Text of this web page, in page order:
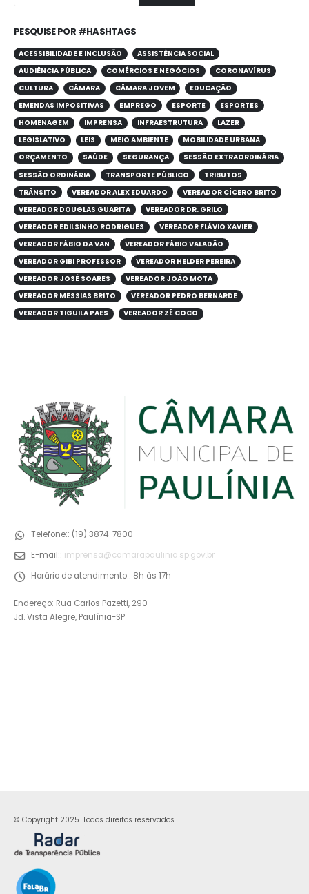
PESQUISE POR #HASHTAGS
ACESSIBILIDADE E INCLUSÃO
ASSISTÊNCIA SOCIAL
AUDIÊNCIA PÚBLICA
COMÉRCIOS E NEGÓCIOS
CORONAVÍRUS
CULTURA
CÂMARA CÂMARA JOVEM
EDUCAÇÃO
EMENDAS IMPOSITIVAS
EMPREGO ESPORTE
ESPORTES
HOMENAGEM
IMPRENSA INFRAESTRUTURA
LAZER
LEGISLATIVO
LEIS MEIO AMBIENTE
MOBILIDADE URBANA
ORÇAMENTO
SAÚDE SEGURANÇA
SESSÃO EXTRAORDINÁRIA
SESSÃO ORDINÁRIA
TRANSPORTE PÚBLICO
TRIBUTOS
TRÂNSITO
VEREADOR ALEX EDUARDO
VEREADOR CÍCERO BRITO
VEREADOR DOUGLAS GUARITA
VEREADOR DR. GRILO
VEREADOR EDILSINHO RODRIGUES
VEREADOR FLÁVIO XAVIER
VEREADOR FÁBIO DA VAN
VEREADOR FÁBIO VALADÃO
VEREADOR GIBI PROFESSOR
VEREADOR HELDER PEREIRA
VEREADOR JOSÉ SOARES
VEREADOR JOÃO MOTA
VEREADOR MESSIAS BRITO
VEREADOR PEDRO BERNARDE
VEREADOR TIGUILA PAES
VEREADOR ZÉ COCO
Telefone:: (19) 3874-7800
E-mail:: imprensa@camarapaulinia.sp.gov.br
Horário de atendimento:: 8h às 17h
Endereço: Rua Carlos Pazetti, 290
Jd. Vista Alegre, Paulínia-SP
© Copyright 2025. Todos direitos reservados.